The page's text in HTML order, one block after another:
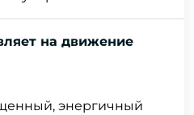
на движение
энергичный